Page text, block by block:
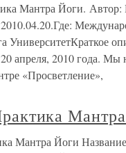
Мантра Йоги. Автор:
апреля, 2010 года. Мы
«Просветление»,
Мантра Йоги Название